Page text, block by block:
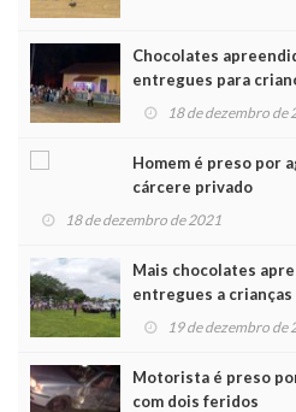
Chocolates
entregues para
Noel
18 de dezembro de
Homem é preso por
cárcere privado
18 de dezembro de 2021
Mais chocolates
entregues a
19 de dezembro de
Motorista é preso
com dois feridos